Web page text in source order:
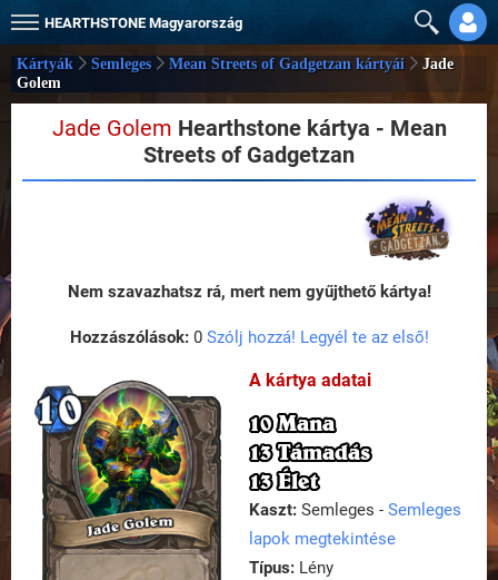
HEARTHSTONE Magyarország
Kártyák Semleges Mean Streets of Gadgetzan kártyái
Jade
Golem
Jade Golem Hearthstone kártya - Mean
Streets of Gadgetzan
Nem szavazhatsz rá, mert nem gyűjthető kártya!
Hozzászólások:0 Szólj hozzá! Legyél te az első!
A kártya adatai
10 Mana
13 Támadás
13 Élet
Kaszt: Semleges - Semleges
lapok megtekintése
Típus: Lény